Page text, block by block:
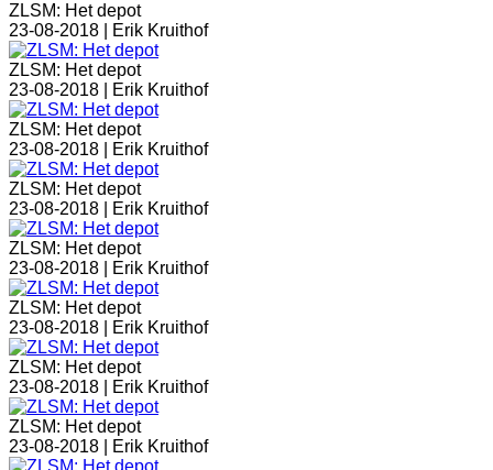
ZLSM: Het depot
23-08-2018 |
Erik Kruithof
ZLSM: Het depot
23-08-2018 |
Erik Kruithof
ZLSM: Het depot
23-08-2018 |
Erik Kruithof
ZLSM: Het depot
23-08-2018 |
Erik Kruithof
ZLSM: Het depot
23-08-2018 |
Erik Kruithof
ZLSM: Het depot
23-08-2018 |
Erik Kruithof
ZLSM: Het depot
23-08-2018 |
Erik Kruithof
ZLSM: Het depot
23-08-2018 |
Erik Kruithof